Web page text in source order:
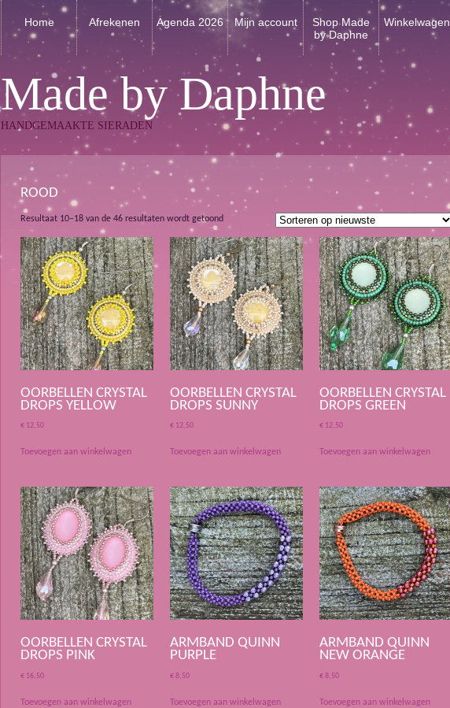
Home Afrekenen Agenda 2026 Mijn account
Shop Made
by Daphne
Winkelwagen
Made by Daphne
HANDGEMAAKTE SIERADEN
ROOD
Resultaat 10–18 van de 46 resultaten wordt getoond
op
nieuwste
OORBELLEN CRYSTAL
DROPS YELLOW
€ 12,50
Toevoegen aan winkelwagen
OORBELLEN CRYSTAL
DROPS SUNNY
€ 12,50
Toevoegen aan winkelwagen
OORBELLEN CRYSTAL
DROPS GREEN
€ 12,50
Toevoegen aan winkelwagen
OORBELLEN CRYSTAL
DROPS PINK
€ 16,50
Toevoegen aan winkelwagen
ARMBAND QUINN
PURPLE
€8,50
Toevoegen aan winkelwagen
ARMBAND QUINN
NEW ORANGE
€8,50
Toevoegen aan winkelwagen